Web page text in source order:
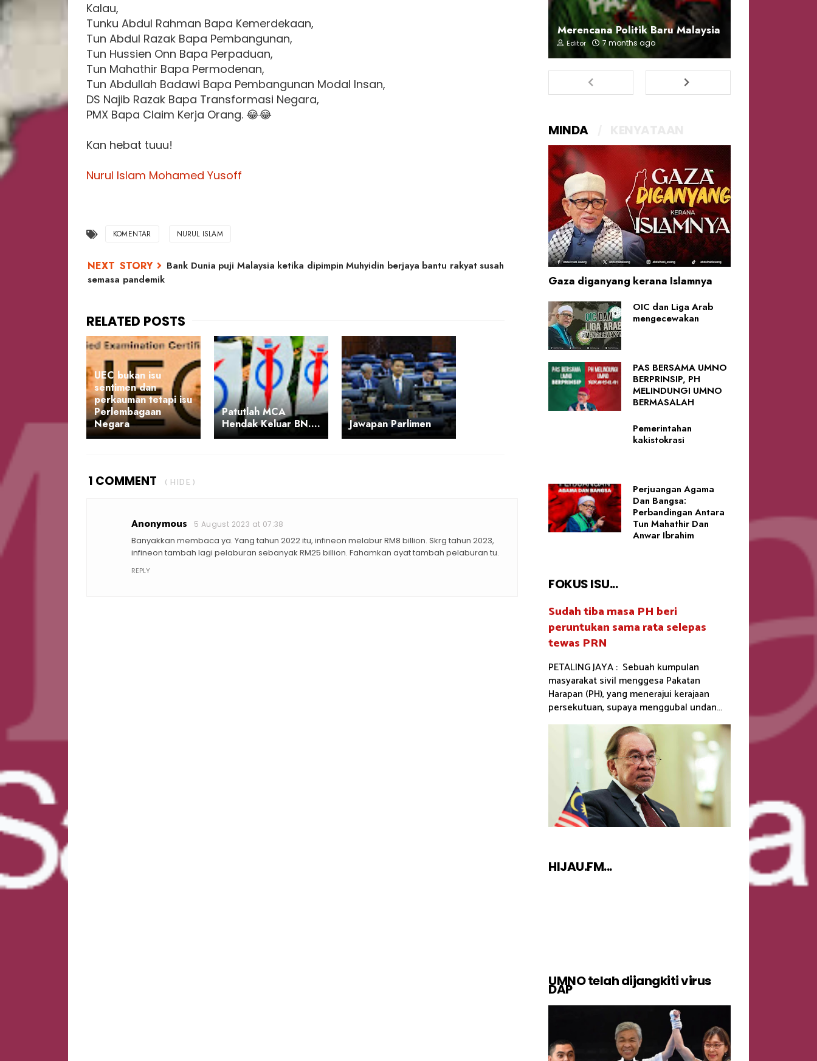
Kalau,
Tunku Abdul Rahman Bapa Kemerdekaan,
Tun Abdul Razak Bapa Pembangunan,
Tun Hussien Onn Bapa Perpaduan,
Tun Mahathir Bapa Permodenan,
Tun Abdullah Badawi Bapa Pembangunan Modal Insan,
DS Najib Razak Bapa Transformasi Negara,
PMX Bapa Claim Kerja Orang. 😂😂
Kan hebat tuuu!
Nurul Islam Mohamed Yusoff
KOMENTAR NURUL ISLAM
Bank Dunia puji Malaysia ketika dipimpin Muhyidin berjaya bantu rakyat susah
semasa pandemik
UEC bukan isu
sentimen dan
perkauman tetapi isu
Perlembagaan
Negara
Patutlah MCA
Hendak Keluar BN….
Jawapan Parlimen
1 COMMENT ( HIDE )
Anonymous 5 August 2023 at 07:38
Banyakkan membaca ya. Yang tahun 2022 itu, infineon melabur RM8 billion. Skrg tahun 2023,
infineon tambah lagi pelaburan sebanyak RM25 billion. Fahamkan ayat tambah pelaburan tu.
REPLY
Merencana Politik Baru Malaysia
Editor 7 months ago
MINDA
Gaza diganyang kerana Islamnya
OIC dan Liga Arab
mengecewakan
PAS BERSAMA UMNO
BERPRINSIP, PH
MELINDUNGI UMNO
BERMASALAH
Pemerintahan
kakistokrasi
Perjuangan Agama
Dan Bangsa:
Perbandingan Antara
Tun Mahathir Dan
Anwar Ibrahim
FOKUS ISU...
Sudah tiba masa PH beri
peruntukan sama rata selepas
tewas PRN
PETALING JAYA : Sebuah kumpulan
masyarakat sivil menggesa Pakatan
Harapan (PH), yang menerajui kerajaan
persekutuan, supaya menggubal undan...
HIJAU.FM...
UMNO telah dijangkiti virus
DAP